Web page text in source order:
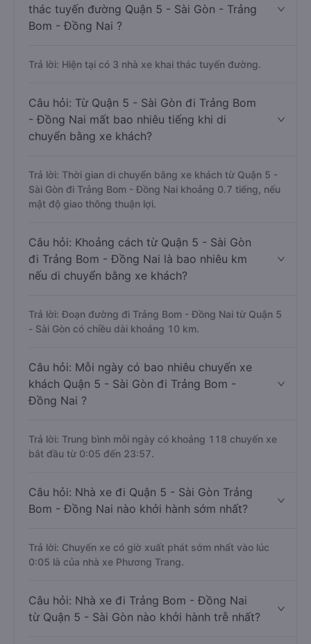
thác tuyến đường Quận 5 - Sài Gòn - Trảng
Bom - Đồng Nai ?
Trả lời: Hiện tại có 3 nhà xe khai thác tuyến đường.
Câu hỏi: Từ Quận 5 - Sài Gòn đi Trảng Bom
- Đồng Nai mất bao nhiêu tiếng khi di
chuyển bằng xe khách?
Trả lời: Thời gian di chuyển bằng xe khách từ Quận 5 -
Sài Gòn đi Trảng Bom - Đồng Nai khoảng 0.7 tiếng, nếu
mật độ giao thông thuận lợi.
Câu hỏi: Khoảng cách từ Quận 5 - Sài Gòn
đi Trảng Bom - Đồng Nai là bao nhiêu km
nếu di chuyển bằng xe khách?
Trả lời: Đoạn đường đi Trảng Bom - Đồng Nai từ Quận 5
- Sài Gòn có chiều dài khoảng 10 km.
Câu hỏi: Mỗi ngày có bao nhiêu chuyến xe
khách Quận 5 - Sài Gòn đi Trảng Bom -
Đồng Nai ?
Trả lời: Trung bình mỗi ngày có khoảng 118 chuyến xe
bắt đầu từ 0:05 đến 23:57.
Câu hỏi: Nhà xe đi Quận 5 - Sài Gòn Trảng
Bom - Đồng Nai nào khởi hành sớm nhất?
Trả lời: Chuyến xe có giờ xuất phát sớm nhất vào lúc
0:05 là của nhà xe Phương Trang.
Câu hỏi: Nhà xe đi Trảng Bom - Đồng Nai
từ Quận 5 - Sài Gòn nào khởi hành trễ nhất?